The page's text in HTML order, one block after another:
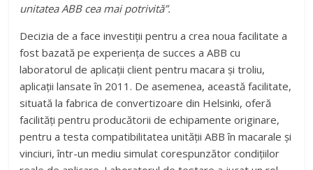
unitatea ABB cea mai potrivită”.
Decizia de a face investiții pentru a crea noua facilitate a
fost bazată pe experiența de succes a ABB cu
laboratorul de aplicații client pentru macara și troliu,
aplicații lansate în 2011. De asemenea, această facilitate,
situată la fabrica de convertizoare din Helsinki, oferă
facilități pentru producătorii de echipamente originare,
pentru a testa compatibilitatea unității ABB în macarale și
vinciuri, într-un mediu simulat corespunzător condițiilor